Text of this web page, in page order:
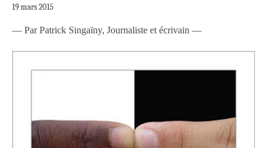
19 mars 2015
— Par Patrick Singaïny, Journaliste et écrivain —